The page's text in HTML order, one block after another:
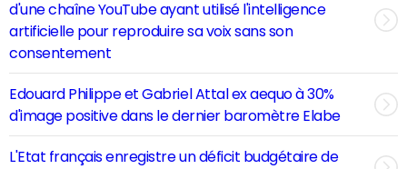
d'une chaîne YouTube ayant utilisé l'intelligence
artificielle pour reproduire sa voix sans son
consentement
Edouard Philippe et Gabriel Attal ex aequo à 30%
d'image positive dans le dernier baromètre Elabe
L'Etat français enregistre un déficit budgétaire de